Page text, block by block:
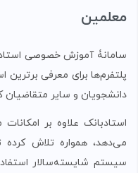
معلمین
سامانۀ آموزش خصوصی
پلتفرم‌ها برای معرفی
دانشجویان و سایر
استادبانک علاوه بر
می‌دهد، همواره تلاش
سیستم شایسته‌سالار